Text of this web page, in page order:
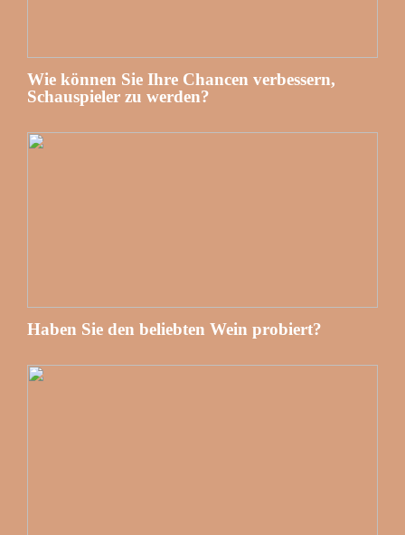
Wie können Sie Ihre Chancen verbessern,
Schauspieler zu werden?
Haben Sie den beliebten Wein probiert?